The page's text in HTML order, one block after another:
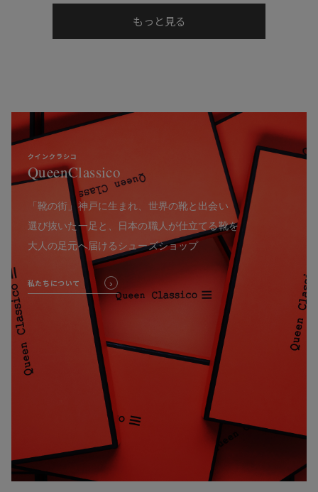
もっと見る
クインクラシコ
QueenClassico
「靴の街」神戸に生まれ、世界の靴と出会い
選び抜いた一足と、日本の職人が仕立てる靴を
大人の足元へ届けるシューズショップ
私たちについて